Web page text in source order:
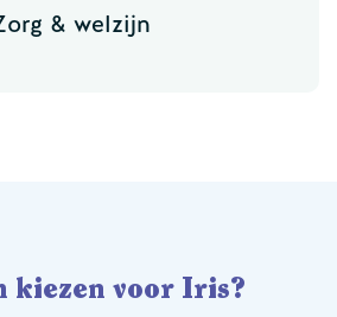
& welzijn
kiezen voor Iris?